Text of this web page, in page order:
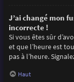
J’ai changé mon
incorrecte !
Si vous êtes sûr
et que l’heure est
pas à l’heure.
Haut